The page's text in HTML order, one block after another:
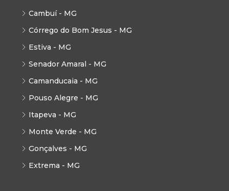
Cambuí - MG
Córrego do Bom Jesus - MG
Estiva - MG
Senador Amaral - MG
Camanducaia - MG
Pouso Alegre - MG
Itapeva - MG
Monte Verde - MG
Gonçalves - MG
Extrema - MG